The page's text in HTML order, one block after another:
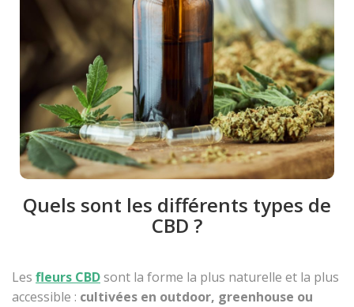
Quels sont les différents types de
CBD ?
Les fleurs CBDsont la forme la plus naturelle et la plus
accessible : cultivées en outdoor, greenhouse ou